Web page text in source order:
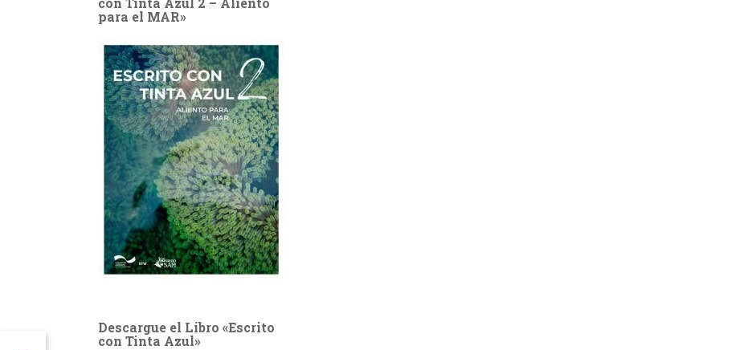
para el MAR»
Descargue el Libro «Escrito
con Tinta Azul»